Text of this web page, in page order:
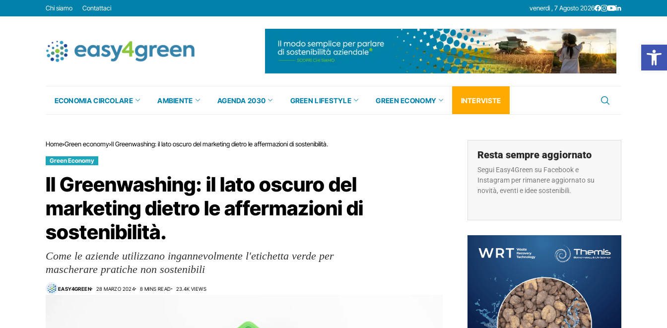
Chi siamo Contattaci venerdì , 7 Agosto 2026
ECONOMIA CIRCOLARE AMBIENTE AGENDA 2030 GREEN LIFESTYLE GREEN ECONOMY INTERVISTE
Home Green economy Il Greenwashing: il lato oscuro del marketing dietro le affermazioni di sostenibilità.
Green Economy
Il Greenwashing: il lato oscuro del
marketing dietro le affermazioni di
sostenibilità.
Come le aziende utilizzano ingannevolmente l'etichetta verde per
mascherare pratiche non sostenibili
EASY4GREEN 28 MARZO 2024 8 MINS READ 23.4K VIEWS
Resta sempre aggiornato
Segui Easy4Green su Facebook e
Instagram per rimanere aggiornato su
novità, eventi e idee sostenibili.